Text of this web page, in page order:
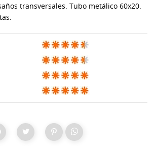
transversales. Tubo metálico 60x20.